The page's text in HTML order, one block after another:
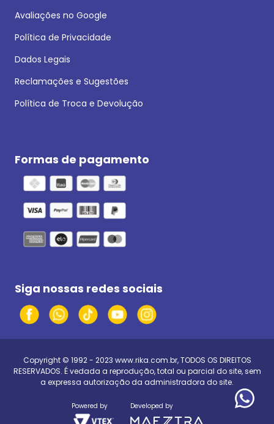
Avaliações no Google
Política de Privacidade
Dados Legais
Reclamações e Sugestões
Política de Troca e Devolução
Formas de pagamento
Siga nossas redes sociais
Copyright © 1992 - 2023 www.rika.com.br, TODOS OS DIREITOS
RESERVADOS. É vedada a reprodução, total ou parcial do site, sem
a expressa autorização da administradora do site.
Powered by Developed by